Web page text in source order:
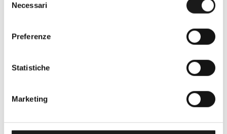
delNecessari
Preferenze
Statistiche
Marketing
Oltre 30 anni di esperienza
Roma, RRTrek è il punto di riferimento
Lazio. Da sempre soddisfiamo i nostri
l’acquisto un’esperienza formativa e